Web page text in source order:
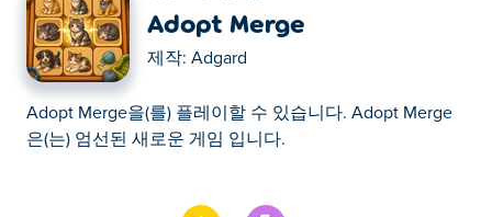
Adopt Merge
제작: Adgard
Adopt Merge을(를) 플레이할 수 있습니다. Adopt Merge
은(는) 엄선된 새로운 게임 입니다.